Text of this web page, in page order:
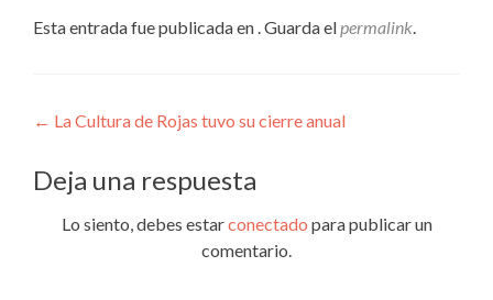
Esta entrada fue publicada en . Guarda elpermalink.
Navegación
de
entradas
← La Cultura de Rojas tuvo su cierre anual
Deja una respuesta
Lo siento, debes estarconectado para publicar un
comentario.